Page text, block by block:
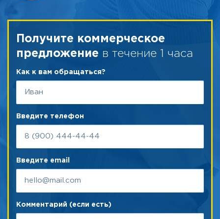
Получите коммерческое
предложение в течение 1 часа
Как к вам обращаться?
Введите телефон
Введите email
Комментарий (если есть)